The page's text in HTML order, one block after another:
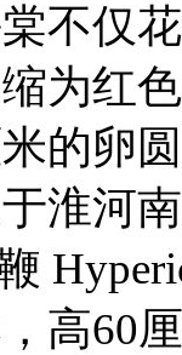
不仅
为红
的卵
淮河
高60